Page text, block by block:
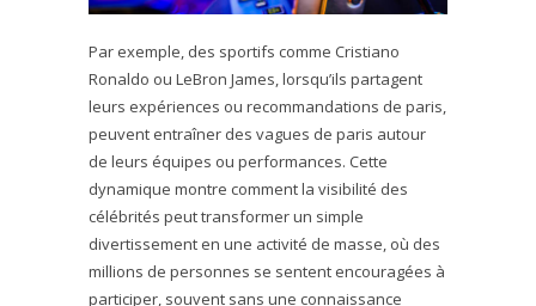
Par exemple, des sportifs comme Cristiano
Ronaldo ou LeBron James, lorsqu’ils partagent
leurs expériences ou recommandations de paris,
peuvent entraîner des vagues de paris autour
de leurs équipes ou performances. Cette
dynamique montre comment la visibilité des
célébrités peut transformer un simple
divertissement en une activité de masse, où des
millions de personnes se sentent encouragées à
participer, souvent sans une connaissance